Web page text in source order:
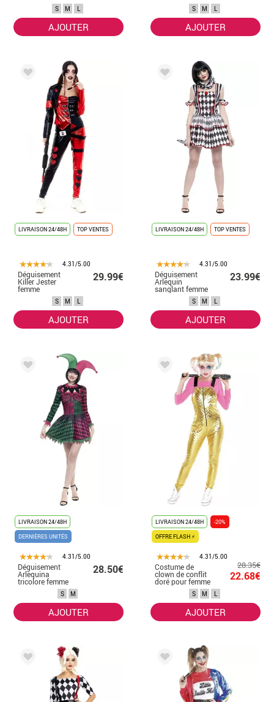
S M L
AJOUTER
S M L
AJOUTER
LIVRAISON 24/48H TOP VENTES
4.31/5.00
Déguisement
Killer Jester
femme
29.99€
S M L
AJOUTER
LIVRAISON 24/48H TOP VENTES
4.31/5.00
Déguisement
Arlequin
sanglant femme
23.99€
S M L
AJOUTER
LIVRAISON 24/48H
DERNIÈRES UNITÉS
4.31/5.00
Déguisement
Arlequina
tricolore femme
28.50€
S M
AJOUTER
LIVRAISON 24/48H
-20%
OFFRE FLASH ⚡
4.31/5.00
Costume de
clown de conflit
doré pour femme
28.35€
22.68€
S M L
AJOUTER